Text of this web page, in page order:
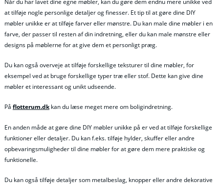
Når du har lavet dine egne møbler, kan du gøre dem endnu mere unikke ved
at tilføje nogle personlige detaljer og finesser. Et tip til at gøre dine DIY
møbler unikke er at tilføje farver eller mønstre. Du kan male dine møbler i en
farve, der passer til resten af din indretning, eller du kan male mønstre eller
designs på møblerne for at give dem et personligt præg.
Du kan også overveje at tilføje forskellige teksturer til dine møbler, for
eksempel ved at bruge forskellige typer træ eller stof. Dette kan give dine
møbler et interessant og unikt udseende.
På flotterum.dkkan du læse meget mere om boligindretning.
En anden måde at gøre dine DIY møbler unikke på er ved at tilføje forskellige
funktioner eller detaljer. Du kan f.eks. tilføje hylder, skuffer eller andre
opbevaringsmuligheder til dine møbler for at gøre dem mere praktiske og
funktionelle.
Du kan også tilføje detaljer som metalbeslag, knopper eller andre dekorative